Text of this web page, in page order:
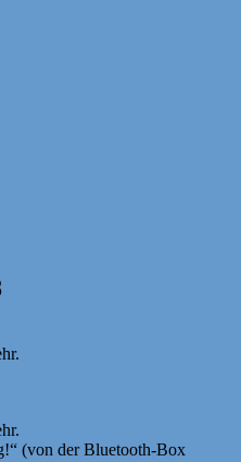
(von der Bluetooth-Box